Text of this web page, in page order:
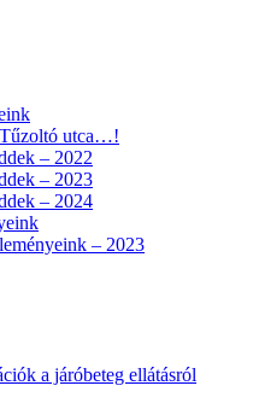
utca…!
– 2022
– 2023
– 2024
– 2023
a járóbeteg ellátásról